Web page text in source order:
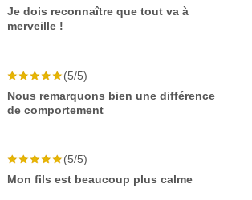
Je dois reconnaître que tout va à
merveille !
(5/5)
Nous remarquons bien une différence
de comportement
(5/5)
Mon fils est beaucoup plus calme